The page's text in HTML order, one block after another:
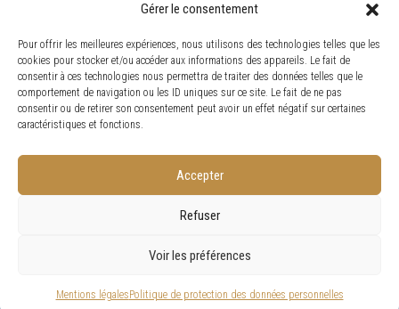
Gérer le consentement
Pour offrir les meilleures expériences, nous utilisons des technologies telles que les
cookies pour stocker et/ou accéder aux informations des appareils. Le fait de
consentir à ces technologies nous permettra de traiter des données telles que le
comportement de navigation ou les ID uniques sur ce site. Le fait de ne pas
consentir ou de retirer son consentement peut avoir un effet négatif sur certaines
caractéristiques et fonctions.
Accepter
Refuser
Voir les préférences
Mentions légalesPolitique de protection des données personnelles
26 rue Saint-Robert
54240 JOEUF
Tél. +33 3 82 47 53 53
Orne Restauration
65 rue Louis Jost
57175 GANDRANGE